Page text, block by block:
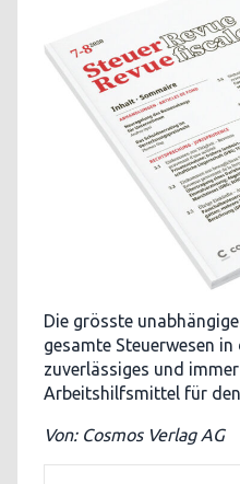
Die grösste
gesamte Steuerwesen in
zuverlässiges und
Arbeitshilfsmittel für
Von: Cosmos Verlag AG